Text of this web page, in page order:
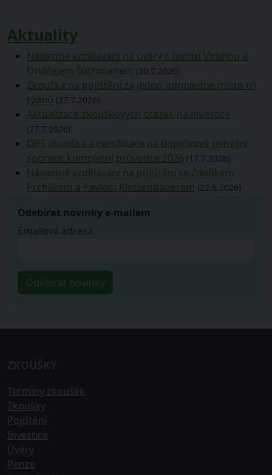
Aktuality
Následné vzdělávání na úvěry s Ivetou Veselou a
Ondřejem Šuchmanem (30.7.2026)
Zkouška na pojištění za jedno odpoledne místo tří
týdnů (27.7.2026)
Aktualizace zkouškových otázek na investice
(27.7.2026)
DPS zkouška a certifikace na doplňkové penzijní
spoření: kompletní průvodce 2026 (17.7.2026)
Následné vzdělávání na pojištění se Zdeňkem
Prchlíkem a Pavlem Kletzenbauerem (22.6.2026)
Odebírat novinky e-mailem
Emailová adresa
Termíny zkoušek
Zkoušky
Pojištění
Investice
Úvěry
Penze